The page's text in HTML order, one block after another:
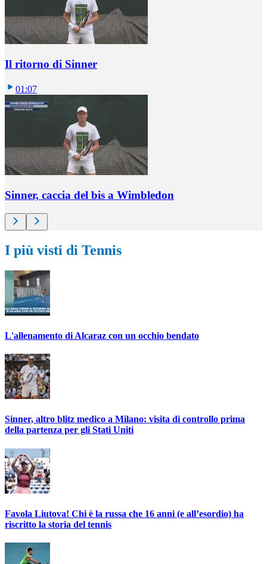
Il ritorno di Sinner
01:07
Sinner, caccia del bis a Wimbledon
I più visti di Tennis
L'allenamento di Alcaraz con un occhio bendato
Sinner, altro blitz medico a Milano: visita di controllo prima
della partenza per gli Stati Uniti
Favola Liutova! Chi è la russa che 16 anni (e all’esordio) ha
riscritto la storia del tennis